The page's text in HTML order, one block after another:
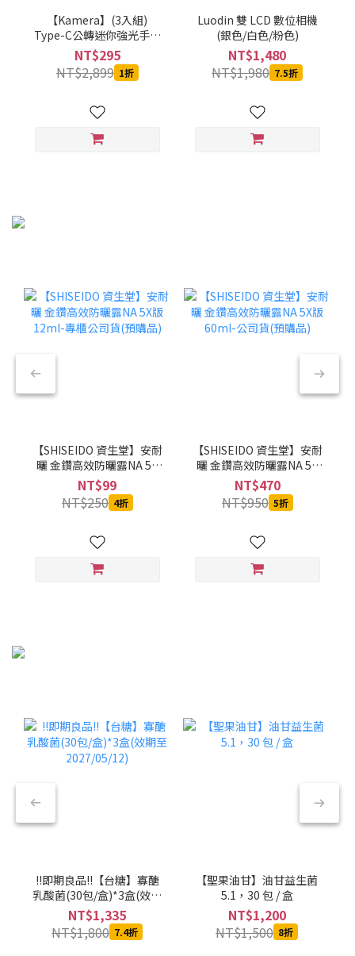
【Kamera】(3入組)
Type-C公轉迷你強光手電
筒-黑-CBPKAMFLAAL002
NT$295
NT$2,899 1折
Luodin 雙 LCD 數位相機
(銀色/白色/粉色)
NT$1,480
NT$1,980 7.5折
【SHISEIDO 資生堂】安耐
曬 金鑽高效防曬露NA 5X
版 12ml-專櫃公司貨(預購
品)
NT$99
NT$250 4折
【SHISEIDO 資生堂】安耐
曬 金鑽高效防曬露NA 5X
版 60ml-公司貨(預購品)
NT$470
NT$950 5折
!!即期良品!!【台糖】寡醣
乳酸菌(30包/盒)*3盒(效期
至2027/05/12)
NT$1,335
NT$1,800 7.4折
【聖果油甘】油甘益生菌
5.1，30 包 / 盒
NT$1,200
NT$1,500 8折